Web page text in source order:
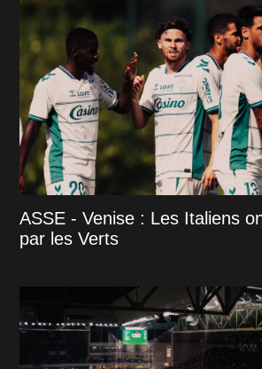
ASSE - Venise : Les Italiens
par les Verts